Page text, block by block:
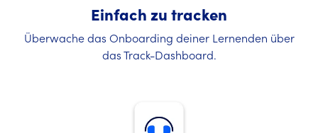
Einfach zu tracken
Überwache das Onboarding deiner Lernenden über
das Track-Dashboard.